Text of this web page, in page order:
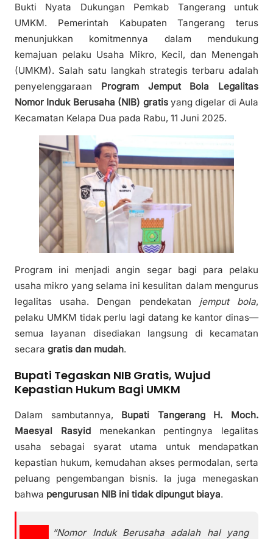
Bukti Nyata Dukungan Pemkab Tangerang untuk
UMKM. Pemerintah Kabupaten Tangerang terus
menunjukkan komitmennya dalam mendukung
kemajuan pelaku Usaha Mikro, Kecil, dan Menengah
(UMKM). Salah satu langkah strategis terbaru adalah
penyelenggaraan Program Jemput Bola Legalitas
Nomor Induk Berusaha (NIB) gratisyang digelar di Aula
Kecamatan Kelapa Dua pada Rabu, 11 Juni 2025.
Program ini menjadi angin segar bagi para pelaku
usaha mikro yang selama ini kesulitan dalam mengurus
legalitas usaha. Dengan pendekatan jemput bola,
pelaku UMKM tidak perlu lagi datang ke kantor dinas—
semua layanan disediakan langsung di kecamatan
secara gratis dan mudah.
Bupati Tegaskan NIB Gratis, Wujud
Kepastian Hukum Bagi UMKM
Dalam sambutannya, Bupati Tangerang H. Moch.
Maesyal Rasyidmenekankan pentingnya legalitas
usaha sebagai syarat utama untuk mendapatkan
kepastian hukum, kemudahan akses permodalan, serta
peluang pengembangan bisnis. Ia juga menegaskan
bahwa pengurusan NIB ini tidak dipungut biaya.
“Nomor Induk Berusaha adalah hal yang